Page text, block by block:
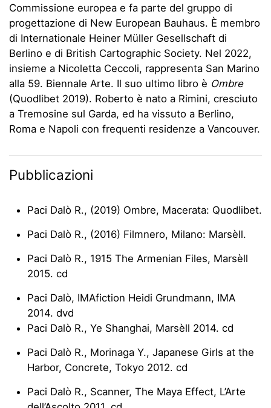
Commissione europea e fa parte del gruppo di
progettazione di New European Bauhaus. È membro
di Internationale Heiner Müller Gesellschaft di
Berlino e di British Cartographic Society. Nel 2022,
insieme a Nicoletta Ceccoli, rappresenta San Marino
alla 59. Biennale Arte. Il suo ultimo libro è Ombre
(Quodlibet 2019). Roberto è nato a Rimini, cresciuto
a Tremosine sul Garda, ed ha vissuto a Berlino,
Roma e Napoli con frequenti residenze a Vancouver.
Pubblicazioni
Paci Dalò R., (2019) Ombre, Macerata: Quodlibet.
Paci Dalò R., (2016) Filmnero, Milano: Marsèll.
Paci Dalò R., 1915 The Armenian Files, Marsèll
2015. cd
Paci Dalò, IMAfiction Heidi Grundmann, IMA
2014. dvd
Paci Dalò R., Ye Shanghai, Marsèll 2014. cd
Paci Dalò R., Morinaga Y., Japanese Girls at the
Harbor, Concrete, Tokyo 2012. cd
Paci Dalò R., Scanner, The Maya Effect, L’Arte